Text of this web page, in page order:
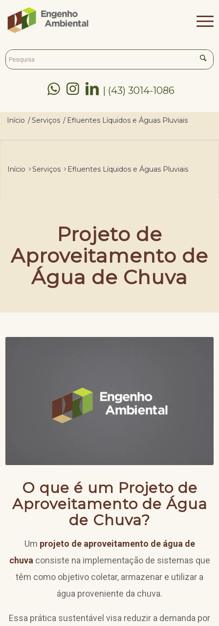
   | (43) 3014-1086
Início /Serviços / Efluentes Líquidos e Águas Pluviais
Início >Serviços > Efluentes Líquidos e Águas Pluviais
Projeto de
Aproveitamento de
Água de Chuva
O que é um Projeto de
Aproveitamento de Água
de Chuva?
Um projeto de aproveitamento de água de
chuvaconsiste na implementação de sistemas que
têm como objetivo coletar, armazenar e utilizar a
água proveniente da chuva.
Essa prática sustentável visa reduzir a demanda por